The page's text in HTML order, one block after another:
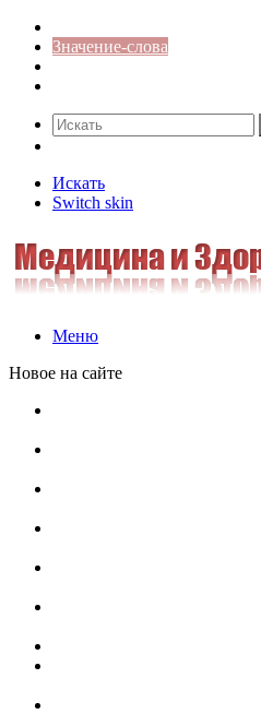
Значение-слова
Искать
Switch skin
Меню
Новое на сайте